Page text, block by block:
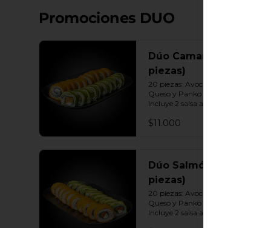
Salmón, queso crema, cebollÍn
Promociones DUO
Dúo Camarón (20
piezas)
20 piezas: Avocado Camarón
Queso y Panko Camarón Queso.
Incluye 2 salsa a elección.
$11.000
Dúo Salmón (20
piezas)
20 piezas: Avocado Salmón
Queso y Panko Salmón Queso.
Incluye 2 salsa a elección.